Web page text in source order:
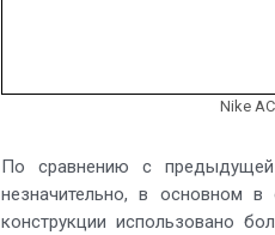
Nike
По сравнению с
незначительно, в основном
конструкции использовано